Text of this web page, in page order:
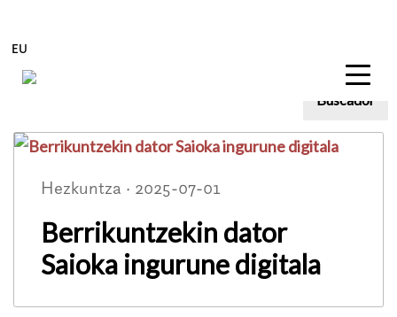
EU
Blog
Buscador
Hezkuntza · 2025-07-01
Berrikuntzekin dator
Saioka ingurune digitala